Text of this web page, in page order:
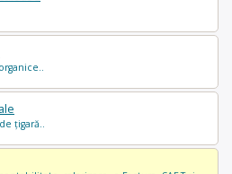
țigară..